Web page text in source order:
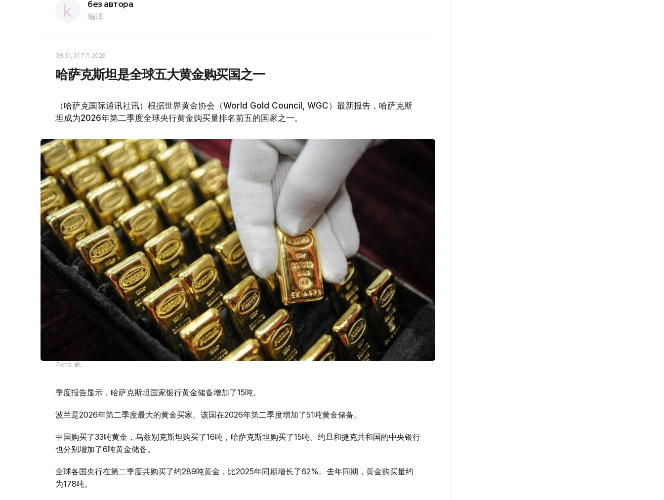
без автора
编译
08:31, 31 7月 2026
哈萨克斯坦是全球五大黄金购买国之一
（哈萨克国际通讯社讯）根据世界黄金协会（World Gold Council, WGC）最新报告，哈萨克斯
坦成为2026年第二季度全球央行黄金购买量排名前五的国家之一。
Фото: ӨзА
季度报告显示，哈萨克斯坦国家银行黄金储备增加了15吨。
波兰是2026年第二季度最大的黄金买家。该国在2026年第二季度增加了51吨黄金储备。
中国购买了33吨黄金，乌兹别克斯坦购买了16吨，哈萨克斯坦购买了15吨。约旦和捷克共和国的中央银行
也分别增加了6吨黄金储备。
全球各国央行在第二季度共购买了约289吨黄金，比2025年同期增长了62%。去年同期，黄金购买量约
为178吨。